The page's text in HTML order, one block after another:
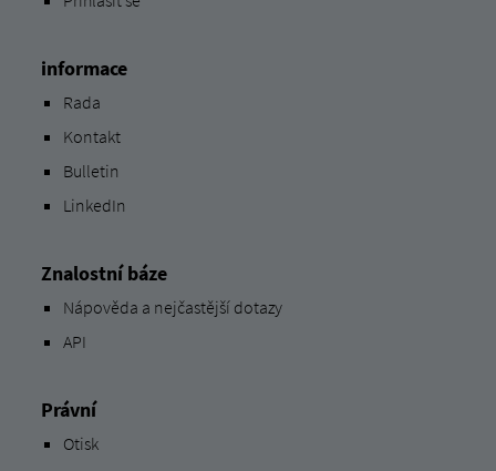
informace
Rada
Kontakt
Bulletin
LinkedIn
Znalostní báze
Nápověda a nejčastější dotazy
API
Právní
Otisk